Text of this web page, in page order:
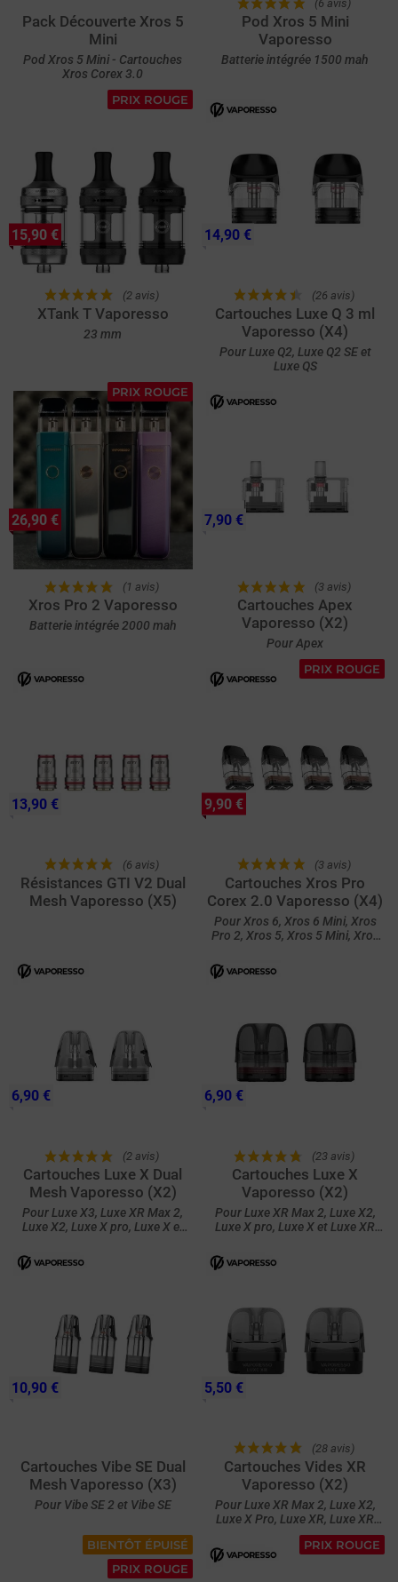
Pack Découverte Xros 5
Mini
Pod Xros 5 Mini - Cartouches
Xros Corex 3.0
(6 avis)
Pod Xros 5 Mini
Vaporesso
Batterie intégrée 1500 mah
PRIX ROUGE
(2 avis)
XTank T Vaporesso
23 mm
15,90 €
(26 avis)
Cartouches Luxe Q 3 ml
Vaporesso (X4)
Pour Luxe Q2, Luxe Q2 SE et
Luxe QS
14,90 €
PRIX ROUGE
(1 avis)
Xros Pro 2 Vaporesso
Batterie intégrée 2000 mah
26,90 €
(3 avis)
Cartouches Apex
Vaporesso (X2)
Pour Apex
7,90 €
(6 avis)
Résistances GTI V2 Dual
Mesh Vaporesso (X5)
13,90 €
PRIX ROUGE
(3 avis)
Cartouches Xros Pro
Corex 2.0 Vaporesso (X4)
Pour Xros 6, Xros 6 Mini, Xros
Pro 2, Xros 5, Xros 5 Mini, Xros
9,90 €
(2 avis)
Cartouches Luxe X Dual
Mesh Vaporesso (X2)
Pour Luxe X3, Luxe XR Max 2,
Luxe X2, Luxe X pro, Luxe X et
6,90 €
(23 avis)
Cartouches Luxe X
Vaporesso (X2)
Pour Luxe XR Max 2, Luxe X2,
Luxe X pro, Luxe X et Luxe XR
6,90 €
Cartouches Vibe SE Dual
Mesh Vaporesso (X3)
Pour Vibe SE 2 et Vibe SE
10,90 €
(28 avis)
Cartouches Vides XR
Vaporesso (X2)
Pour Luxe XR Max 2, Luxe X2,
Luxe X Pro, Luxe XR, Luxe XR
Max et Luxe X
5,50 €
BIENTÔT ÉPUISÉ
PRIX ROUGE
PRIX ROUGE